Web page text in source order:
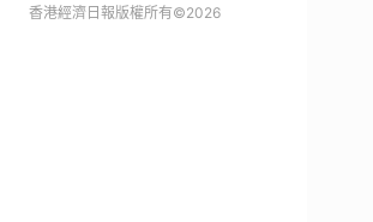
香港經濟日報版權所有©2026